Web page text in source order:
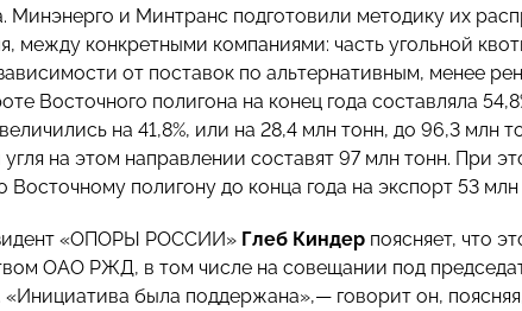
Минэнерго и Минтранс подготовили методику их
между конкретными компаниями: часть угольной
от поставок по альтернативным, менее
Восточного полигона на конец года составляла
на 41,8%, или на 28,4 млн тонн, до 96,3 млн
угля на этом направлении составят 97 млн тонн. При
Восточному полигону до конца года на экспорт 53 млн
«ОПОРЫ РОССИИ» Глеб Киндер поясняет, что
ОАО РЖД, в том числе на совещании под
«Инициатива была поддержана»,— говорит он,